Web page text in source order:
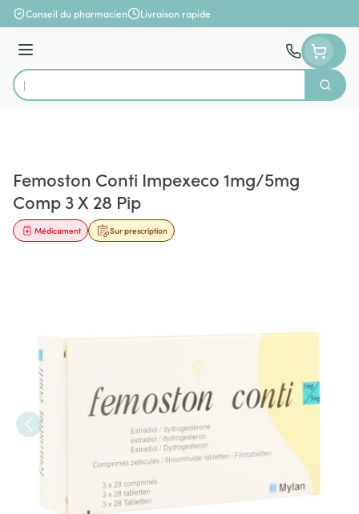
Aller au contenu
Conseil du pharmacien Livraison rapide
Menu
Rechercher
Femoston Conti Impexeco 1mg/5mg
Comp 3 X 28 Pip
Sur prescription
Médicament